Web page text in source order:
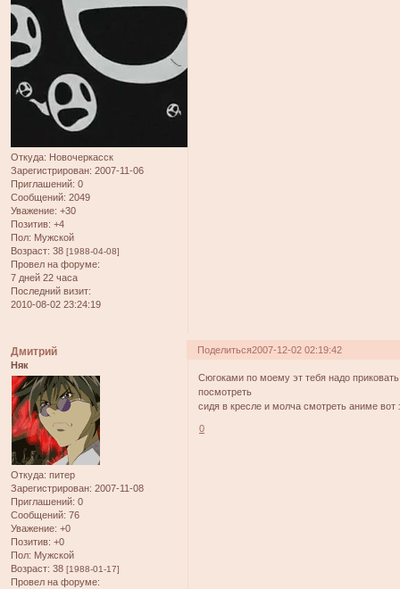
Откуда: Новочеркасск
Зарегистрирован: 2007-11-06
Приглашений: 0
Сообщений: 2049
Уважение: +30
Позитив: +4
Пол: Мужской
Возраст: 38 [1988-04-08]
Провел на форуме:
7 дней 22 часа
Последний визит:
2010-08-02 23:24:19
Поделиться2007-12-02 02:19:42
Дмитрий
Няк
Откуда: питер
Зарегистрирован: 2007-11-08
Приглашений: 0
Сообщений: 76
Уважение: +0
Позитив: +0
Пол: Мужской
Возраст: 38 [1988-01-17]
Провел на форуме:
Сюгоками по моему эт тебя надо
посмотреть
сидя в кресле и молча смотреть аниме вот
0